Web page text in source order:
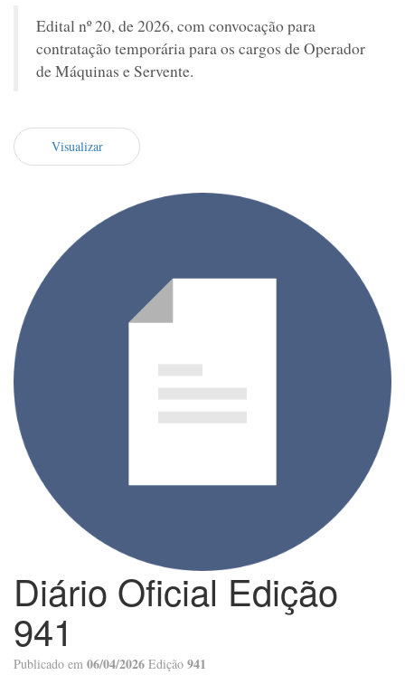
Edital nº 20, de 2026, com convocação para
contratação temporária para os cargos de Operador
de Máquinas e Servente.
Visualizar
Diário Oficial Edição
941
Publicado em 06/04/2026 Edição 941